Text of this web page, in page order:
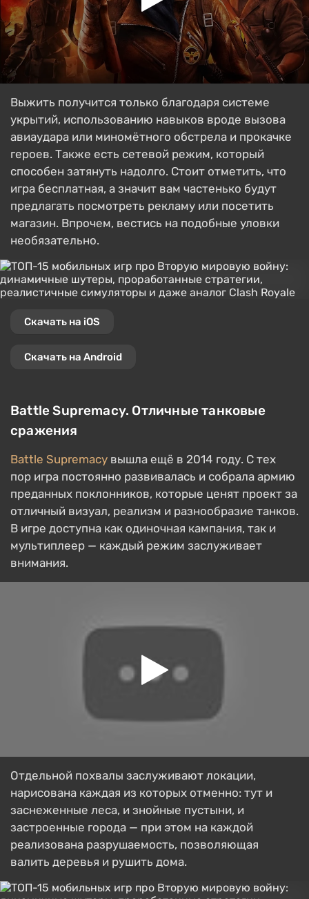
Выжить получится только благодаря системе
укрытий, использованию навыков вроде вызова
авиаудара или миномётного обстрела и прокачке
героев. Также есть сетевой режим, который
способен затянуть надолго. Стоит отметить, что
игра бесплатная, а значит вам частенько будут
предлагать посмотреть рекламу или посетить
магазин. Впрочем, вестись на подобные уловки
необязательно.
Скачать на iOS
Скачать на Android
Battle Supremacy. Отличные танковые
сражения
Battle Supremacy вышла ещё в 2014 году. С тех
пор игра постоянно развивалась и собрала армию
преданных поклонников, которые ценят проект за
отличный визуал, реализм и разнообразие танков.
В игре доступна как одиночная кампания, так и
мультиплеер — каждый режим заслуживает
внимания.
Отдельной похвалы заслуживают локации,
нарисована каждая из которых отменно: тут и
заснеженные леса, и знойные пустыни, и
застроенные города — при этом на каждой
реализована разрушаемость, позволяющая
валить деревья и рушить дома.